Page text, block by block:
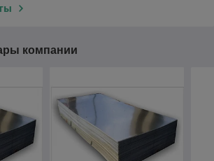
компании